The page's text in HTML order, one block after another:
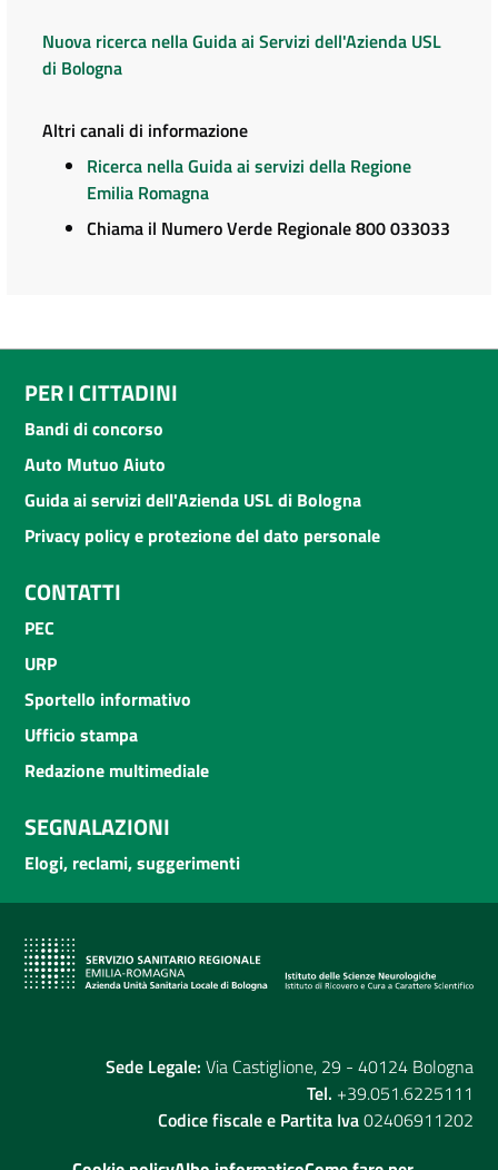
Nuova ricerca nella Guida ai Servizi dell'Azienda USL
di Bologna
Altri canali di informazione
Ricerca nella Guida ai servizi della Regione
Emilia Romagna
Chiama il Numero Verde Regionale 800 033033
PER I CITTADINI
Bandi di concorso
Auto Mutuo Aiuto
Guida ai servizi dell'Azienda USL di Bologna
Privacy policy e protezione del dato personale
CONTATTI
PEC
URP
Sportello informativo
Ufficio stampa
Redazione multimediale
SEGNALAZIONI
Elogi, reclami, suggerimenti
Sede Legale: Via Castiglione, 29 - 40124 Bologna
Tel. +39.051.6225111
Codice fiscale e Partita Iva02406911202